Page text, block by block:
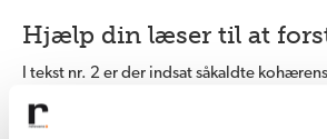
Hjælp din læser til at
I tekst nr. 2 er der indsat såkaldte
(fremhævet med fed), der forbinder
lettere at forstå. Ved at bruge ord og